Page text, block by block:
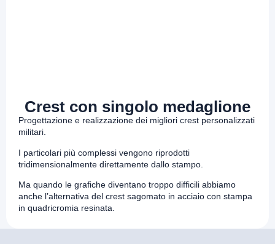
Crest con singolo medaglione
Progettazione e realizzazione dei migliori crest personalizzati
militari.
I particolari più complessi vengono riprodotti
tridimensionalmente direttamente dallo stampo.
Ma quando le grafiche diventano troppo difficili abbiamo
anche l’alternativa del crest sagomato in acciaio con stampa
in quadricromia resinata.